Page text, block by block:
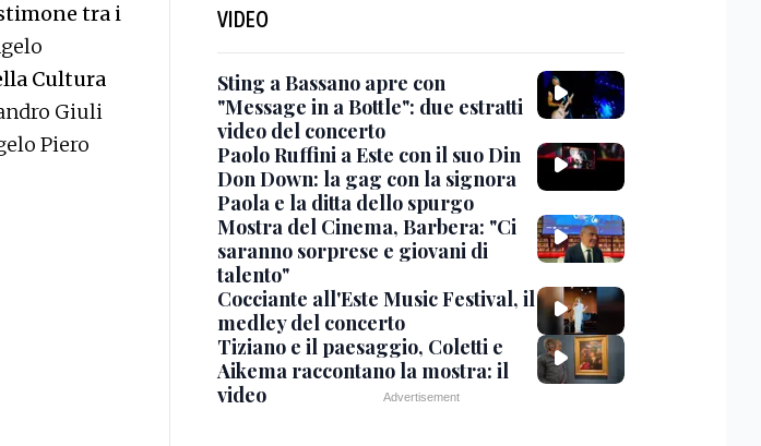
tra i
Cultura
Giuli
Piero
VIDEO
Sting a Bassano apre con
"Message in a Bottle": due estratti
video del concerto
Paolo Ruffini a Este con il suo Din
Don Down: la gag con la signora
Paola e la ditta dello spurgo
Mostra del Cinema, Barbera: "Ci
saranno sorprese e giovani di
talento"
Cocciante all'Este Music Festival, il
medley del concerto
Tiziano e il paesaggio, Coletti e
Aikema raccontano la mostra: il
video